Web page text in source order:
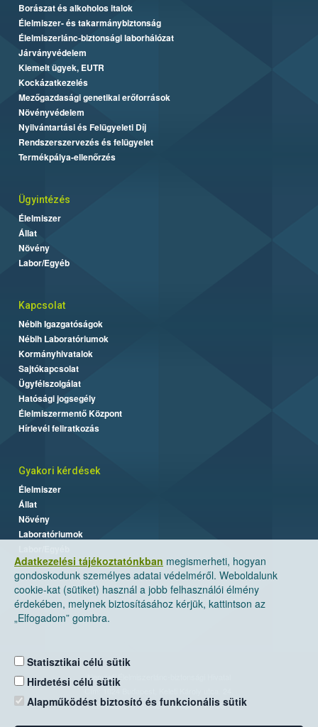
Adatkezelési tájékoztatónkban megismerheti, hogyan
gondoskodunk személyes adatai védelméről. Weboldalunk
cookie-kat (sütiket) használ a jobb felhasználói élmény
érdekében, melynek biztosításához kérjük, kattintson az
„Elfogadom” gombra.
Statisztikai célú sütik
Hirdetési célú sütik
Alapműködést biztosító és funkcionális sütik
Borászat és alkoholos italok
Élelmiszer- és takarmánybiztonság
Élelmiszerlánc-biztonsági laborhálózat
Járványvédelem
Kiemelt ügyek, EUTR
Kockázatkezelés
Mezőgazdasági genetikai erőforrások
Növényvédelem
Nyilvántartási és Felügyeleti Díj
Rendszerszervezés és felügyelet
Termékpálya-ellenőrzés
Ügyintézés
Élelmiszer
Állat
Növény
Labor/Egyéb
Kapcsolat
Nébih Igazgatóságok
Nébih Laboratóriumok
Kormányhivatalok
Sajtókapcsolat
Ügyfélszolgálat
Hatósági jogsegély
Élelmiszermentő Központ
Hírlevél feliratkozás
Gyakori kérdések
Élelmiszer
Állat
Növény
Laboratóriumok
Nemzeti Élelmiszerlánc-biztonsági Hivatal
Levelezési cím: 1525 Budapest. Pf. 30.